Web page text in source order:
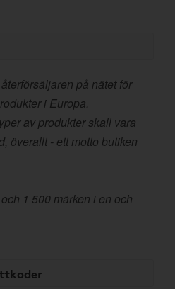
på nätet för
i Europa.
av produkter skall vara
överallt - ett motto butiken
1 500 märken i en och